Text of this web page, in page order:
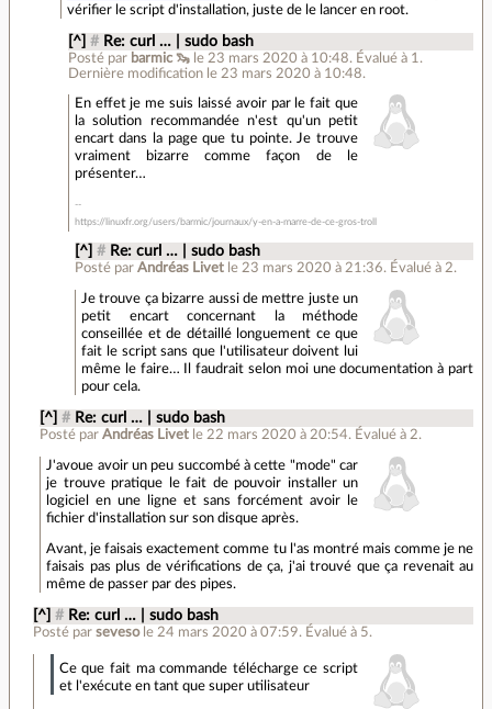
vérifier le script d'installation, juste de le lancer en root.
[^] # Re: curl … | sudo bash
Posté par barmic 🦦 le 23 mars 2020 à 10:48. Évalué à 1 .
Dernière modification le 23 mars 2020 à 10:48.
En effet je me suis laissé avoir par le fait que
la solution recommandée n'est qu'un petit
encart dans la page que tu pointe. Je trouve
vraiment bizarre comme façon de le
présenter…
https://linuxfr.org/users/barmic/journaux/y-en-a-marre-de-ce-gros-troll
[^] # Re: curl … | sudo bash
Posté parAndréas Livet le 23 mars 2020 à 21:36. Évalué à 2.
Je trouve ça bizarre aussi de mettre juste un
petit encart concernant la méthode
conseillée et de détaillé longuement ce que
fait le script sans que l'utilisateur doivent lui
même le faire… Il faudrait selon moi une documentation à part
pour cela.
[^] # Re: curl … | sudo bash
Posté parAndréas Livet le 22 mars 2020 à 20:54. Évalué à 2.
J'avoue avoir un peu succombé à cette "mode" car
je trouve pratique le fait de pouvoir installer un
logiciel en une ligne et sans forcément avoir le
fichier d'installation sur son disque après.
Avant, je faisais exactement comme tu l'as montré mais comme je ne
faisais pas plus de vérifications de ça, j'ai trouvé que ça revenait au
même de passer par des pipes.
[^] # Re: curl … | sudo bash
Posté par seveso le 24 mars 2020 à 07:59. Évalué à 5.
Ce que fait ma commande télécharge ce script
et l'exécute en tant que super utilisateur